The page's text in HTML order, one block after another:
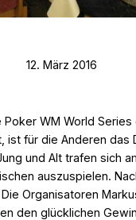
12. März 2016
Poker WM World
ist für die Anderen das
und Alt trafen sich
auszuspielen.
Organisatoren
den glücklichen